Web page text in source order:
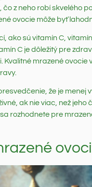
z neho robí skvelého
ovocie môže byť
ako sú vitamín C,
C je dôležitý pre
mrazené ovocie
že je menej
ak nie viac, než
rozhodnete pre